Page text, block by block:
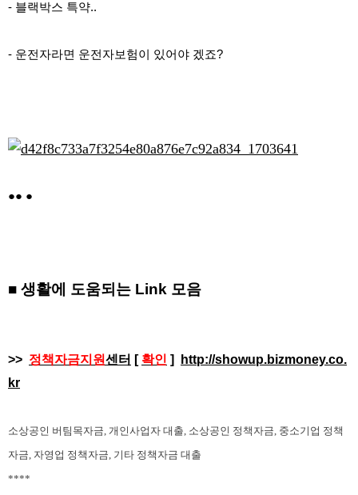
- 블랙박스 특약..
- 운전자라면 운전자보험이 있어야 겠죠?
●● ●
■ 생활에 도움되는 Link 모음
>> 정책자금지원센터 [ 확인 ]
http://showup.bizmoney.co.
kr
소상공인 버팀목자금, 개인사업자 대출, 소상공인 정책자금, 중소기업 정책
자금, 자영업 정책자금, 기타 정책자금 대출
****